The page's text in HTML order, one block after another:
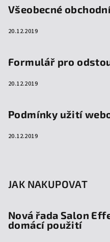
Všeobecné
20.12.2019
Formulář pro
20.12.2019
Podmínky užití
20.12.2019
JAK NAKUPOVAT
Nová řada Salon
domácí použití